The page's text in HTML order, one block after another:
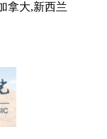
拿大,新西兰